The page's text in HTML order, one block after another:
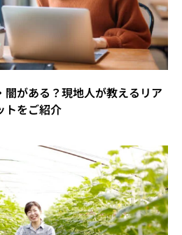
がある？現地人が教えるリア
トをご紹介